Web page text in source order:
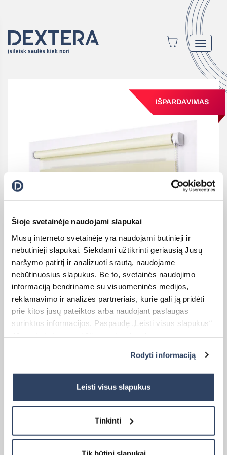
Šioje svetainėje naudojami slapukai
Mūsų interneto svetainėje yra naudojami būtinieji ir
nebūtinieji slapukai. Siekdami užtikrinti geriausią Jūsų
naršymo patirtį ir analizuoti srautą, naudojame
nebūtinuosius slapukus. Be to, svetainės naudojimo
informaciją bendriname su visuomeninės medijos,
reklamavimo ir analizės partneriais, kurie gali ją pridėti
prie kitos jūsų pateiktos arba naudojant paslaugas
surinktos informacijos. Paspaudę „Leisti visus slapukus“
paspauskite mygtuką „Rodyti informaciją“ šioje juostoje.
Daugiau informacijos rasite UAB „Dextera“ Slapukų
Rodyti informaciją
Leisti visus slapukus
Tinkinti
Toggle
IŠPARDAVIMAS
Kaina:55,00€
Original
price
was:
55,00 €.
19,99€
Current
price
is:
19,99 €.
Roletas I DIENA-NAKTIS
Plotis (W) – 140 cm